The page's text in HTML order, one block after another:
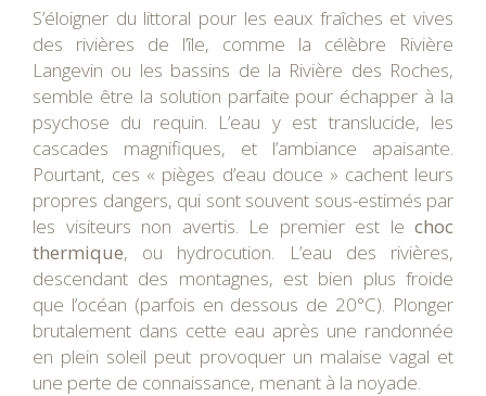
S’éloigner du littoral pour les eaux fraîches et vives
des rivières de l’île, comme la célèbre Rivière
Langevin ou les bassins de la Rivière des Roches,
semble être la solution parfaite pour échapper à la
psychose du requin. L’eau y est translucide, les
cascades magnifiques, et l’ambiance apaisante.
Pourtant, ces « pièges d’eau douce » cachent leurs
propres dangers, qui sont souvent sous-estimés par
les visiteurs non avertis. Le premier est le choc
thermique, ou hydrocution. L’eau des rivières,
descendant des montagnes, est bien plus froide
que l’océan (parfois en dessous de 20°C). Plonger
brutalement dans cette eau après une randonnée
en plein soleil peut provoquer un malaise vagal et
une perte de connaissance, menant à la noyade.